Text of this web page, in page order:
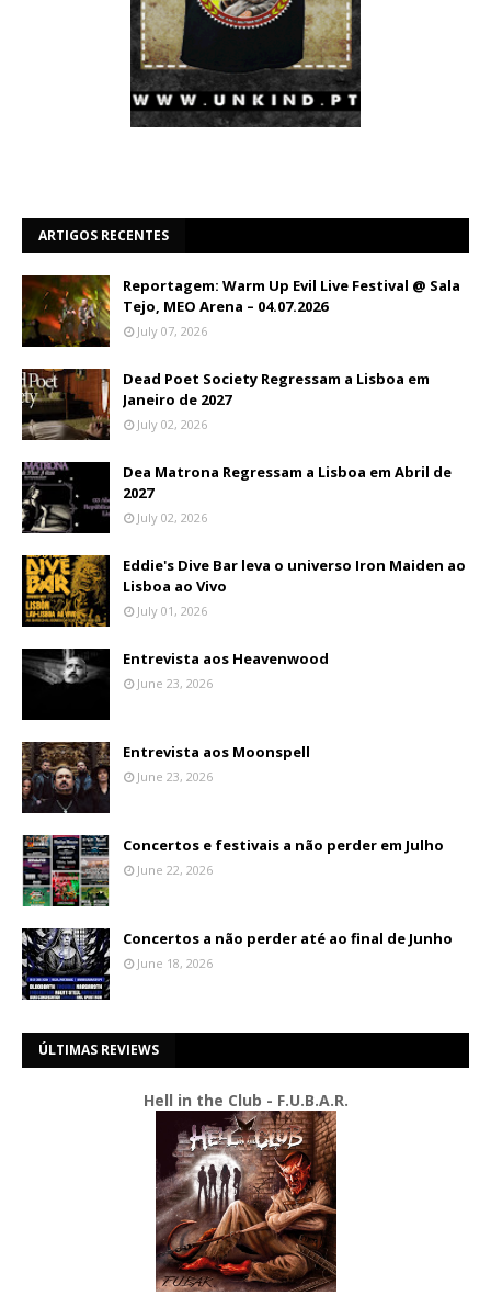
ARTIGOS RECENTES
Reportagem: Warm Up Evil Live Festival @ Sala
Tejo, MEO Arena – 04.07.2026
July 07, 2026
Dead Poet Society Regressam a Lisboa em
Janeiro de 2027
July 02, 2026
Dea Matrona Regressam a Lisboa em Abril de
2027
July 02, 2026
Eddie's Dive Bar leva o universo Iron Maiden ao
Lisboa ao Vivo
July 01, 2026
Entrevista aos Heavenwood
June 23, 2026
Entrevista aos Moonspell
June 23, 2026
Concertos e festivais a não perder em Julho
June 22, 2026
Concertos a não perder até ao final de Junho
June 18, 2026
ÚLTIMAS REVIEWS
Hell in the Club - F.U.B.A.R.